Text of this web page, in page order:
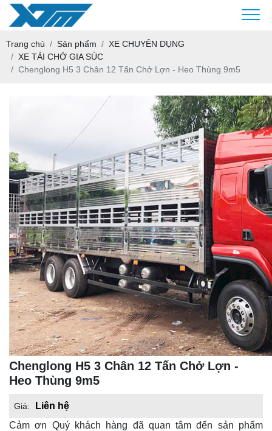
Trang chủ Sản phẩm
XE CHUYÊN DỤNG
XE TẢI CHỞ GIA SÚC
Chenglong H5 3 Chân 12 Tấn Chở Lợn - Heo Thùng 9m5
Chenglong H5 3 Chân 12 Tấn Chở Lợn -
Heo Thùng 9m5
Giá:
Liên hệ
Cảm ơn Quý khách hàng đã quan tâm đến sản phẩm